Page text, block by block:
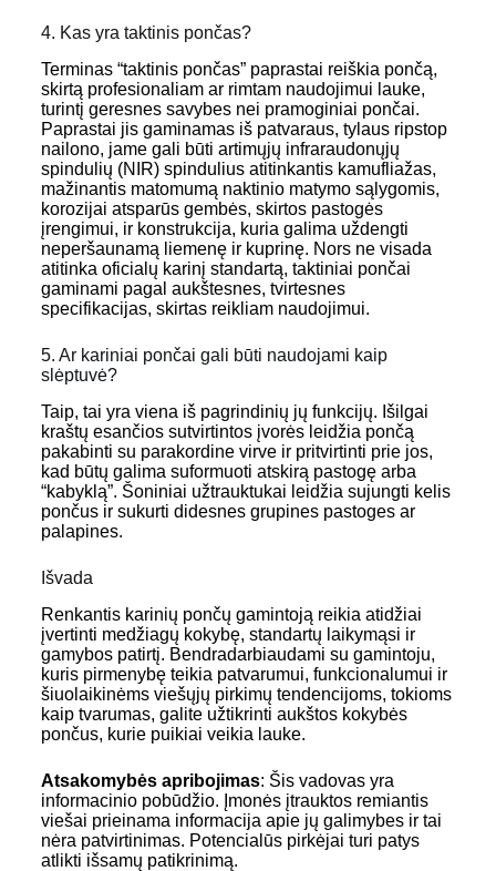
4. Kas yra taktinis pončas?
Terminas “taktinis pončas” paprastai reiškia pončą,
skirtą profesionaliam ar rimtam naudojimui lauke,
turintį geresnes savybes nei pramoginiai pončai.
Paprastai jis gaminamas iš patvaraus, tylaus ripstop
nailono, jame gali būti artimųjų infraraudonųjų
spindulių (NIR) spindulius atitinkantis kamufliažas,
mažinantis matomumą naktinio matymo sąlygomis,
korozijai atsparūs gembės, skirtos pastogės
įrengimui, ir konstrukcija, kuria galima uždengti
neperšaunamą liemenę ir kuprinę. Nors ne visada
atitinka oficialų karinį standartą, taktiniai pončai
gaminami pagal aukštesnes, tvirtesnes
specifikacijas, skirtas reikliam naudojimui.
5. Ar kariniai pončai gali būti naudojami kaip
slėptuvė?
Taip, tai yra viena iš pagrindinių jų funkcijų. Išilgai
kraštų esančios sutvirtintos įvorės leidžia pončą
pakabinti su parakordine virve ir pritvirtinti prie jos,
kad būtų galima suformuoti atskirą pastogę arba
“kabyklą”. Šoniniai užtrauktukai leidžia sujungti kelis
pončus ir sukurti didesnes grupines pastoges ar
palapines.
Išvada
Renkantis karinių pončų gamintoją reikia atidžiai
įvertinti medžiagų kokybę, standartų laikymąsi ir
gamybos patirtį. Bendradarbiaudami su gamintoju,
kuris pirmenybę teikia patvarumui, funkcionalumui ir
šiuolaikinėms viešųjų pirkimų tendencijoms, tokioms
kaip tvarumas, galite užtikrinti aukštos kokybės
pončus, kurie puikiai veikia lauke.
Atsakomybės apribojimas: Šis vadovas yra
informacinio pobūdžio. Įmonės įtrauktos remiantis
viešai prieinama informacija apie jų galimybes ir tai
nėra patvirtinimas. Potencialūs pirkėjai turi patys
atlikti išsamų patikrinimą.